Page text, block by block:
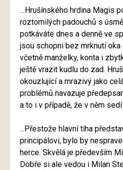
…Hrušínského hrdina Magis
roztomilých padouchů s
potkáváte dnes a denně ve
jsou schopni bez mrknutí oka
včetně manželky, konta i
ještě vrazit kudlu do zad.
okouzlující a mrazivý jako
problémů navazuje
a to i v případě, že v něm
...Přestože hlavní tíha
principálovi, bylo by
herce. Skvělá je především
Dobře si ale vedou i Milan